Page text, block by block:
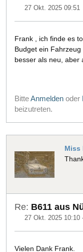
27 Okt. 2025 09:51
Frank , ich finde es
Budget ein
besser als neu,
BitteAnmelden oder
beizutreten.
Miss
Re: B611 aus
27 Okt. 2025 10:10
Vielen Dank Frank.